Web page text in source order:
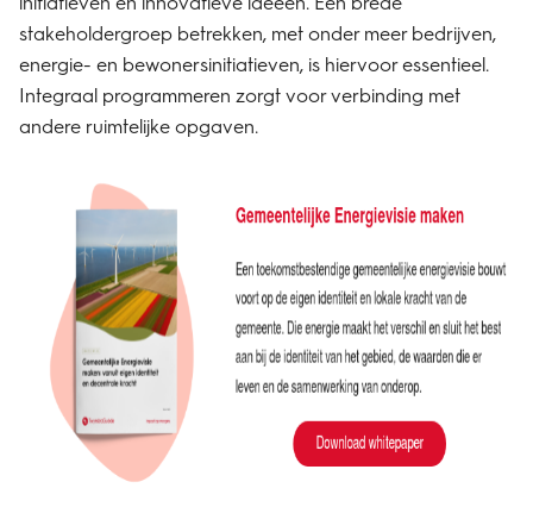
stakeholdergroep betrekken, met onder meer bedrijven,
energie- en bewonersinitiatieven, is hiervoor essentieel.
Integraal programmeren zorgt voor verbinding met
andere ruimtelijke opgaven.